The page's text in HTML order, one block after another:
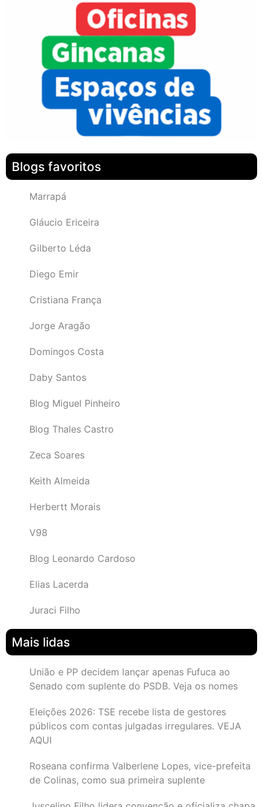
Blogs favoritos
Marrapá
Gláucio Ericeira
Gilberto Léda
Diego Emir
Cristiana França
Jorge Aragão
Domingos Costa
Daby Santos
Blog Miguel Pinheiro
Blog Thales Castro
Zeca Soares
Keith Almeida
Herbertt Morais
V98
Blog Leonardo Cardoso
Elias Lacerda
Juraci Filho
Mais lidas
União e PP decidem lançar apenas Fufuca ao
Senado com suplente do PSDB. Veja os nomes
Eleições 2026: TSE recebe lista de gestores
públicos com contas julgadas irregulares. VEJA
AQUI
Roseana confirma Valberlene Lopes, vice-prefeita
de Colinas, como sua primeira suplente